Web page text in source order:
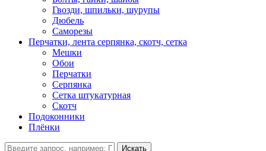
Гвозди, шпильки, шурупы
Дюбель
Саморезы
Перчатки, лента серпянка, скотч, сетка
Мешки
Обои
Перчатки
Серпянка
Сетка штукатурная
Скотч
Подоконники
Плёнки
Искать